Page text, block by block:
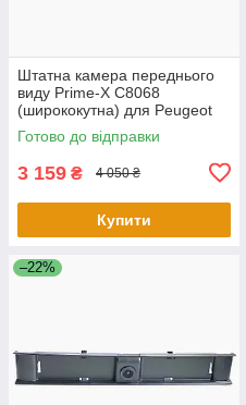
Штатна камера переднього
виду Prime-X С8068
(ширококутна) для Peugeot
3008 2013 - 2015
Готово до відправки
3 159 ₴ 4 050 ₴
Купити
–22%